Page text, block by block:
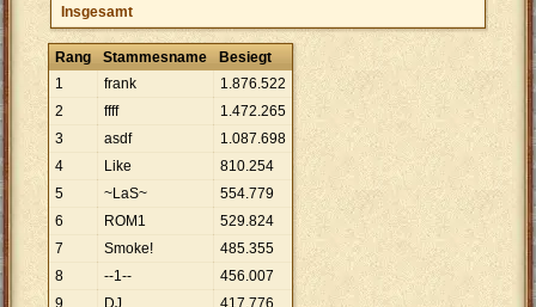
Insgesamt
Rang Stammesname
Besiegt
1
frank 1.876.522
2
ffff 1.472.265
3
asdf 1.087.698
4
Like 810.254
5
~LaS~ 554.779
6
ROM1 529.824
7
Smoke! 485.355
8
--1-- 456.007